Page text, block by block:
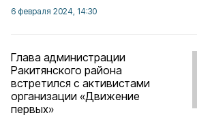
6 февраля 2024, 14:30
Глава администрации
Ракитянского района
встретился с активистами
организации «Движение
первых»